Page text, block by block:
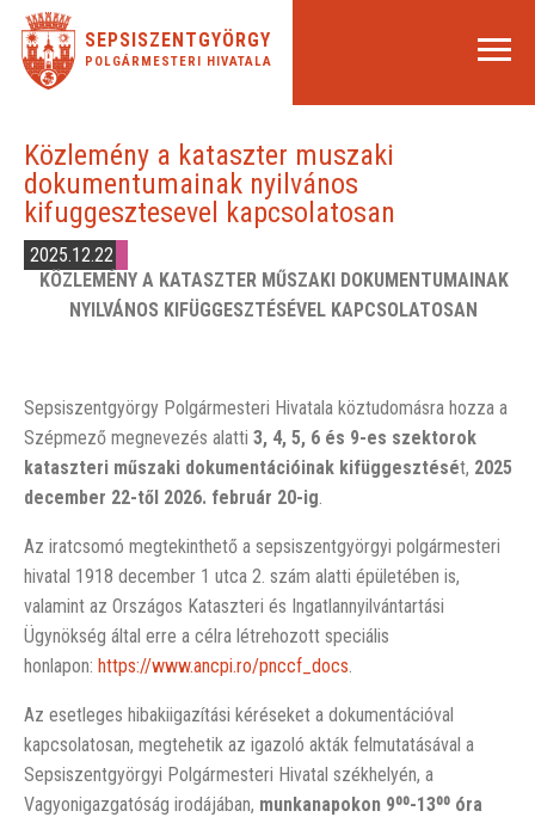
SEPSISZENTGYÖRGY
POLGÁRMESTERI HIVATALA
Közlemény a kataszter muszaki
dokumentumainak nyilvános
kifuggesztesevel kapcsolatosan
2025.12.22
KÖZLEMÉNY A KATASZTER MŰSZAKI DOKUMENTUMAINAK
NYILVÁNOS KIFÜGGESZTÉSÉVEL KAPCSOLATOSAN
Sepsiszentgyörgy Polgármesteri Hivatala köztudomásra hozza a
Szépmező megnevezés alatti 3, 4, 5, 6 és 9-es szektorok
kataszteri műszaki dokumentációinak kifüggesztését, 2025
december 22-től 2026. február 20-ig.
Az iratcsomó megtekinthető a sepsiszentgyörgyi polgármesteri
hivatal 1918 december 1 utca 2. szám alatti épületében is,
valamint az Országos Kataszteri és Ingatlannyilvántartási
Ügynökség által erre a célra létrehozott speciális
honlapon: https://www.ancpi.ro/pnccf_docs.
Az esetleges hibakiigazítási kéréseket a dokumentációval
kapcsolatosan, megtehetik az igazoló akták felmutatásával a
Sepsiszentgyörgyi Polgármesteri Hivatal székhelyén, a
Vagyonigazgatóság irodájában, munkanapokon 9⁰⁰-13⁰⁰ óra